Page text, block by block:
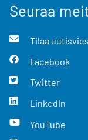
Seuraa
Tilaa
Facebook
Twitter
LinkedIn
YouTube